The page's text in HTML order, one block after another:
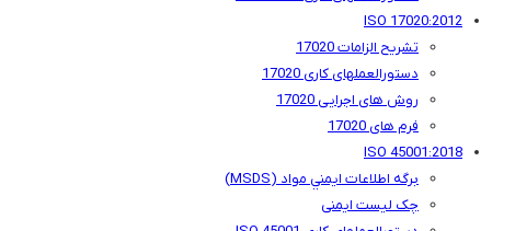
ISO 17020:2012
تشریح الزامات 17020
دستورالعملهای کاری 17020
روش های اجرایی 17020
فرم های 17020
ISO 45001:2018
برگه اطلاعات ايمني مواد (MSDS)
چک لیست ایمنی